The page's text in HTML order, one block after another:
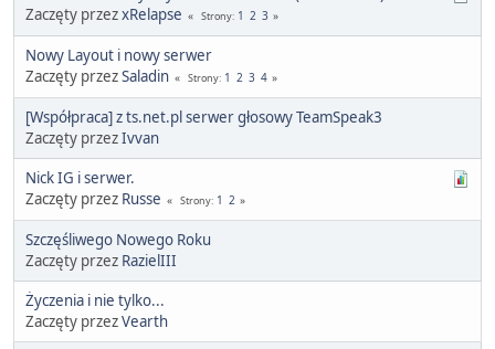
Zaczęty przezxRelapse Strony 1 2 3
Nowy Layout i nowy serwer
Zaczęty przezSaladin Strony 1 2 3 4
[Współpraca] z ts.net.pl serwer głosowy TeamSpeak3
Zaczęty przezIvvan
Nick IG i serwer.
Zaczęty przez Russe Strony 1 2
Szczęśliwego Nowego Roku
Zaczęty przez RazielIII
Życzenia i nie tylko...
Zaczęty przezVearth